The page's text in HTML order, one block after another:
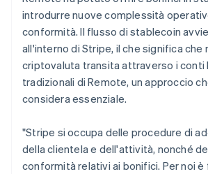
introdurre nuove complessità
conformità. Il flusso di stablecoin
all'interno di Stripe, il che significa che
criptovaluta transita attraverso i conti
tradizionali di Remote, un approccio
considera essenziale.
"Stripe si occupa delle procedure di
della clientela e dell'attività, nonché
conformità relativi ai bonifici. Per noi